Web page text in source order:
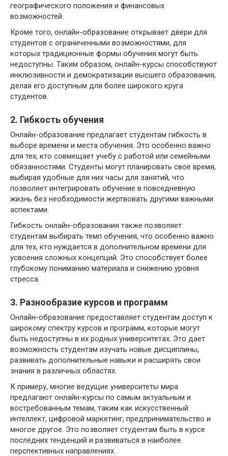
географического положения и финансовых
возможностей.
Кроме того, онлайн-образование открывает двери для
студентов с ограниченными возможностями, для
которых традиционные формы обучения могут быть
недоступны. Таким образом, онлайн-курсы способствуют
инклюзивности и демократизации высшего образования,
делая его доступным для более широкого круга
студентов.
2. Гибкость обучения
Онлайн-образование предлагает студентам гибкость в
выборе времени и места обучения. Это особенно важно
для тех, кто совмещает учебу с работой или семейными
обязанностями. Студенты могут планировать свое время,
выбирая удобные для них часы для занятий, что
позволяет интегрировать обучение в повседневную
жизнь без необходимости жертвовать другими важными
аспектами.
Гибкость онлайн-образования также позволяет
студентам выбирать темп обучения, что особенно важно
для тех, кто нуждается в дополнительном времени для
усвоения сложных концепций. Это способствует более
глубокому пониманию материала и снижению уровня
стресса.
3. Разнообразие курсов и программ
Онлайн-образование предоставляет студентам доступ к
широкому спектру курсов и программ, которые могут
быть недоступны в их родных университетах. Это дает
возможность студентам изучать новые дисциплины,
развивать дополнительные навыки и расширять свои
знания в различных областях.
К примеру, многие ведущие университеты мира
предлагают онлайн-курсы по самым актуальным и
востребованным темам, таким как искусственный
интеллект, цифровой маркетинг, предпринимательство и
многое другое. Это позволяет студентам быть в курсе
последних тенденций и развиваться в наиболее
перспективных направлениях.